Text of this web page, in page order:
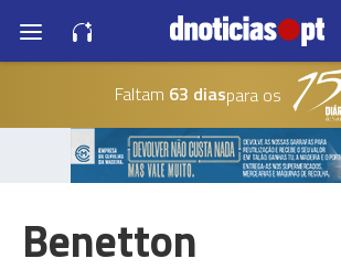
Faltam 63 diaspara os
Benetton